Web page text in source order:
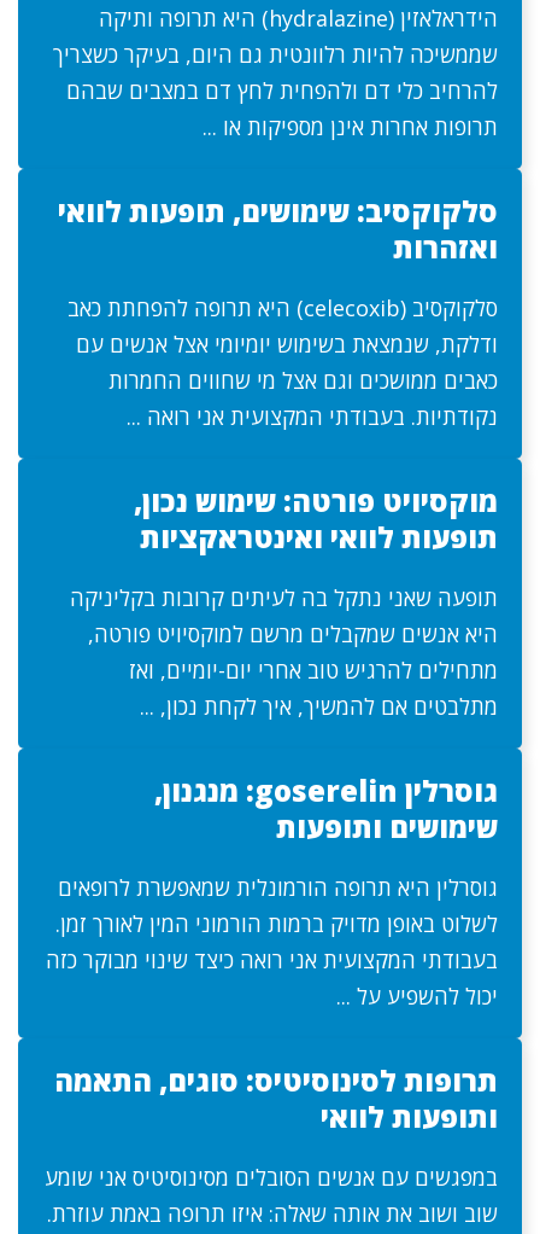
הידראלאזין (hydralazine) היא תרופה ותיקה
שממשיכה להיות רלוונטית גם היום, בעיקר כשצריך
להרחיב כלי דם ולהפחית לחץ דם במצבים שבהם
תרופות אחרות אינן מספיקות או ...
סלקוקסיב: שימושים, תופעות לוואי
ואזהרות
סלקוקסיב (celecoxib) היא תרופה להפחתת כאב
ודלקת, שנמצאת בשימוש יומיומי אצל אנשים עם
כאבים ממושכים וגם אצל מי שחווים החמרות
נקודתיות. בעבודתי המקצועית אני רואה ...
מוקסיויט פורטה: שימוש נכון,
תופעות לוואי ואינטראקציות
תופעה שאני נתקל בה לעיתים קרובות בקליניקה
היא אנשים שמקבלים מרשם למוקסיויט פורטה,
מתחילים להרגיש טוב אחרי יום-יומיים, ואז
מתלבטים אם להמשיך, איך לקחת נכון, ...
גוסרלין goserelin: מנגנון,
שימושים ותופעות
גוסרלין היא תרופה הורמונלית שמאפשרת לרופאים
לשלוט באופן מדויק ברמות הורמוני המין לאורך זמן.
בעבודתי המקצועית אני רואה כיצד שינוי מבוקר כזה
יכול להשפיע על ...
תרופות לסינוסיטיס: סוגים, התאמה
ותופעות לוואי
במפגשים עם אנשים הסובלים מסינוסיטיס אני שומע
שוב ושוב את אותה שאלה: איזו תרופה באמת עוזרת.